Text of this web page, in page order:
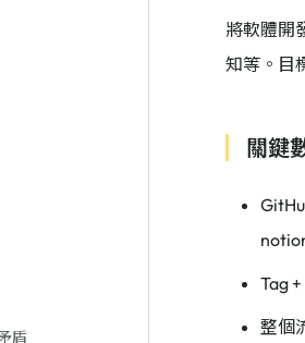
盾
將軟體開
知等。目
關鍵
Tag
整個